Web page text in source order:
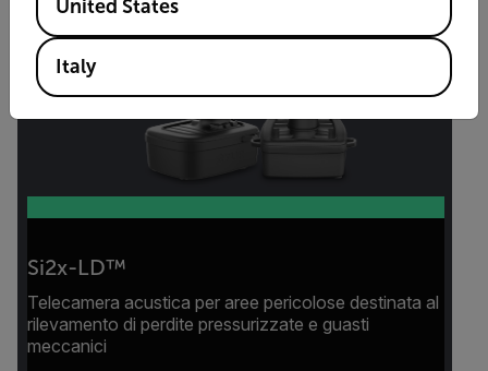
Si2x-LD™
Telecamera acustica per aree pericolose destinata al
rilevamento di perdite pressurizzate e guasti
meccanici
United States
Italy